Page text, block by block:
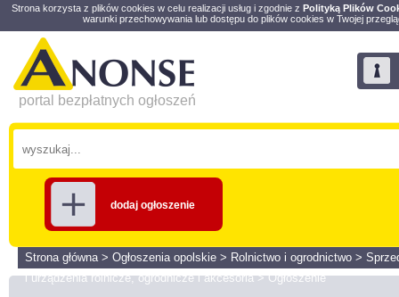
Strona korzysta z plików cookies w celu realizacji usług i zgodnie z Polityką Plików
warunki przechowywania lub dostępu do plików cookies w Twojej
portal bezpłatnych ogłoszeń
dodaj ogłoszenie
Strona główna> Ogłoszenia opolskie > Rolnictwo i ogrodnictwo >
i urządzenia rolnicze, ogrodnicze i akcesoria>Ogłoszenie